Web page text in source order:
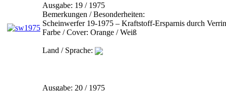
Ausgabe: 19 / 1975
Bemerkungen / Besonderheiten:
Scheinwerfer 19-1975 – Kraftstoff-Ersparnis durch
Farbe / Cover: Orange / Weiß
Land / Sprache:
Ausgabe: 20 / 1975